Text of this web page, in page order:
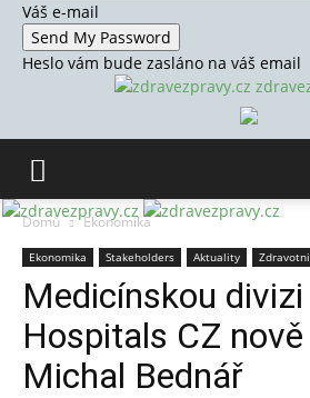
Váš e-mail
Heslo vám bude zasláno na váš email
Domů Ekonomika
Ekonomika Stakeholders Aktuality
Medicínskou
Hospitals CZ
Michal Bednář